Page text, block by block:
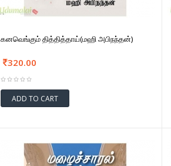
கனவெங்கும் தித்தித்தாய்(மஹி அபிநந்தன்)
320.00
ADD TO CART